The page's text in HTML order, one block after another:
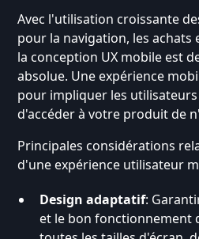
Avec l'utilisation croissante
pour la navigation, les achats
la conception UX mobile est
absolue. Une expérience
pour impliquer les
d'accéder à votre produit de
Principales considérations
d'une expérience utilisateur
Design adaptatif:
et le bon fonctionnement